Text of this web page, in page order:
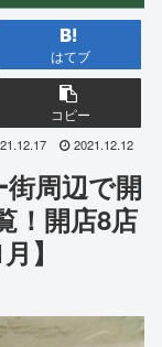
はてブ
コピー
2021.12.12
街周辺で開
！開店8店
】